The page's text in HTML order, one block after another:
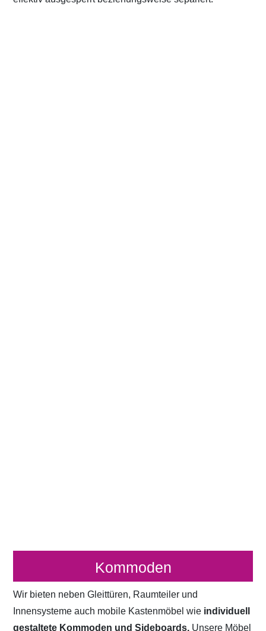
Kommoden
Wir bieten neben Gleittüren, Raumteiler und
Innensysteme auch mobile Kastenmöbel wie individuell
gestaltete Kommoden und Sideboards. Unsere Möbel